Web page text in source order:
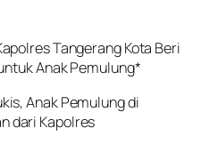
Tangerang Kota Beri
Anak Pemulung*
Anak Pemulung di
dari Kapolres